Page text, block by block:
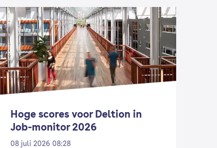
Hoge scores voor Deltion in
Job-monitor 2026
08 juli 2026 08:28